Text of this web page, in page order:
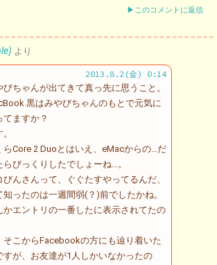
▶このコメントに返信
より
2013.8.2(金) 0:14
びちゃんが出てきて真っ先に思うこと。
黒はみやびちゃんのもとで元気に
てますか？
らCore 2 Duoとはいえ、eMacからの…だ
らびっくりしたでしょーね…。
びんさんって、ぐぐたすやってるんだ、
知ったのは一週間弱(？)前でしたかね。
かエントリの一番したに表示されてたの
そこからFacebookの方にも辿り着いた
すが、お友達が1人しかいなかったの